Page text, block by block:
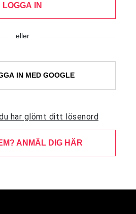
LOGGA IN
eller
IN MED GOOGLE
har glömt ditt lösenord
ANMÄL DIG HÄR